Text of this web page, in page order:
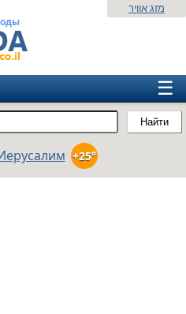
Найти
מזג אוויר
☰
+25°